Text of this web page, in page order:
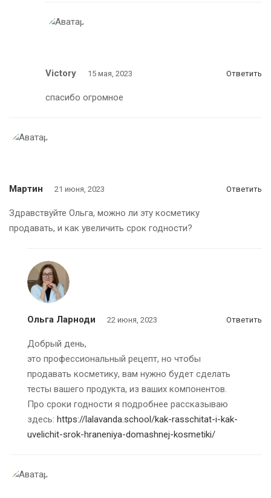
Victory 15 мая, 2023 Ответить
спасибо огромное
Мартин 21 июня, 2023 Ответить
Здравствуйте Ольга, можно ли эту косметику
продавать, и как увеличить срок годности?
Ольга Ларноди 22 июня, 2023 Ответить
Добрый день,
это профессиональный рецепт, но чтобы
продавать косметику, вам нужно будет сделать
тесты вашего продукта, из ваших компонентов.
Про сроки годности я подробнее рассказываю
здесь: https://lalavanda.school/kak-rasschitat-i-kak-
uvelichit-srok-hraneniya-domashnej-kosmetiki/